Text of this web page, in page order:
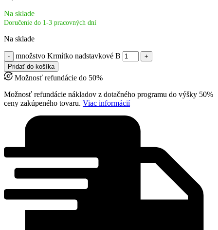
Na sklade
Doručenie do 1-3 pracovných dní
Na sklade
množstvo Krmítko nadstavkové B
Pridať do košíka
Možnosť refundácie do 50%
Možnosť refundácie nákladov z dotačného programu do výšky 50%
ceny zakúpeného tovaru. Viac informácií